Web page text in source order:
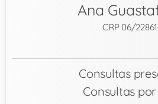
Ana
CRP 06/
Consultas
Consultas